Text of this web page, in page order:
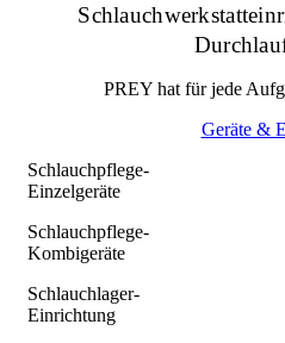
PREY hat für jede
Geräte &
Schlauchpflege-
Einzelgeräte
Schlauchpflege-
Kombigeräte
Schlauchlager-
Einrichtung